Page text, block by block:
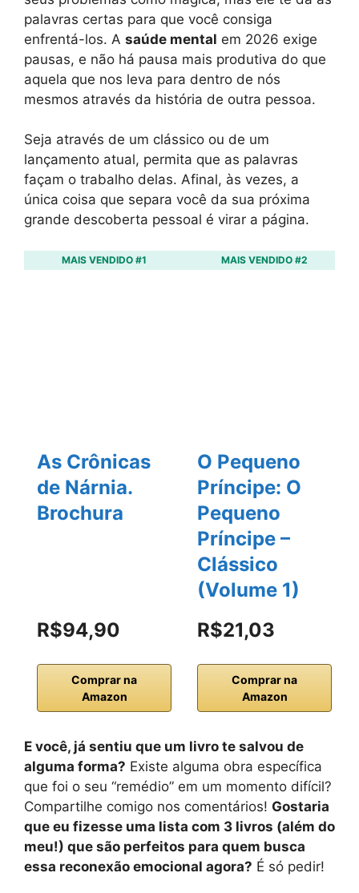
palavras certas para que você consiga
enfrentá-los. A saúde mental em 2026 exige
pausas, e não há pausa mais produtiva do que
aquela que nos leva para dentro de nós
mesmos através da história de outra pessoa.
Seja através de um clássico ou de um
lançamento atual, permita que as palavras
façam o trabalho delas. Afinal, às vezes, a
única coisa que separa você da sua próxima
grande descoberta pessoal é virar a página.
MAIS VENDIDO #1
As Crônicas
de Nárnia.
Brochura
R$94,90
Comprar na
Amazon
MAIS VENDIDO #2
O Pequeno
Príncipe: O
Pequeno
Príncipe –
Clássico
(Volume 1)
R$21,03
Comprar na
Amazon
E você, já sentiu que um livro te salvou de
alguma forma? Existe alguma obra específica
que foi o seu “remédio” em um momento difícil?
Compartilhe comigo nos comentários! Gostaria
que eu fizesse uma lista com 3 livros (além do
meu!) que são perfeitos para quem busca
essa reconexão emocional agora? É só pedir!